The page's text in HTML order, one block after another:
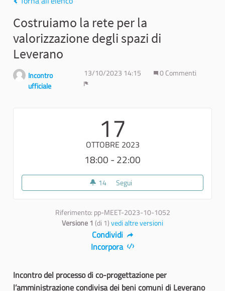
Costruiamo la rete per la
valorizzazione degli spazi di
Leverano
Incontro
ufficiale
13/10/2023 14:15
0 Commenti
17
OTTOBRE 2023
18:00 - 22:00
14 14 sostenitori
Segui
Riferimento: pp-MEET-2023-10-1052
Versione 1 (di 1)vedi altre versioni
Condividi
Incorpora
Incontro del processo di co-progettazione per
l’amministrazione condivisa dei beni comuni di Leverano